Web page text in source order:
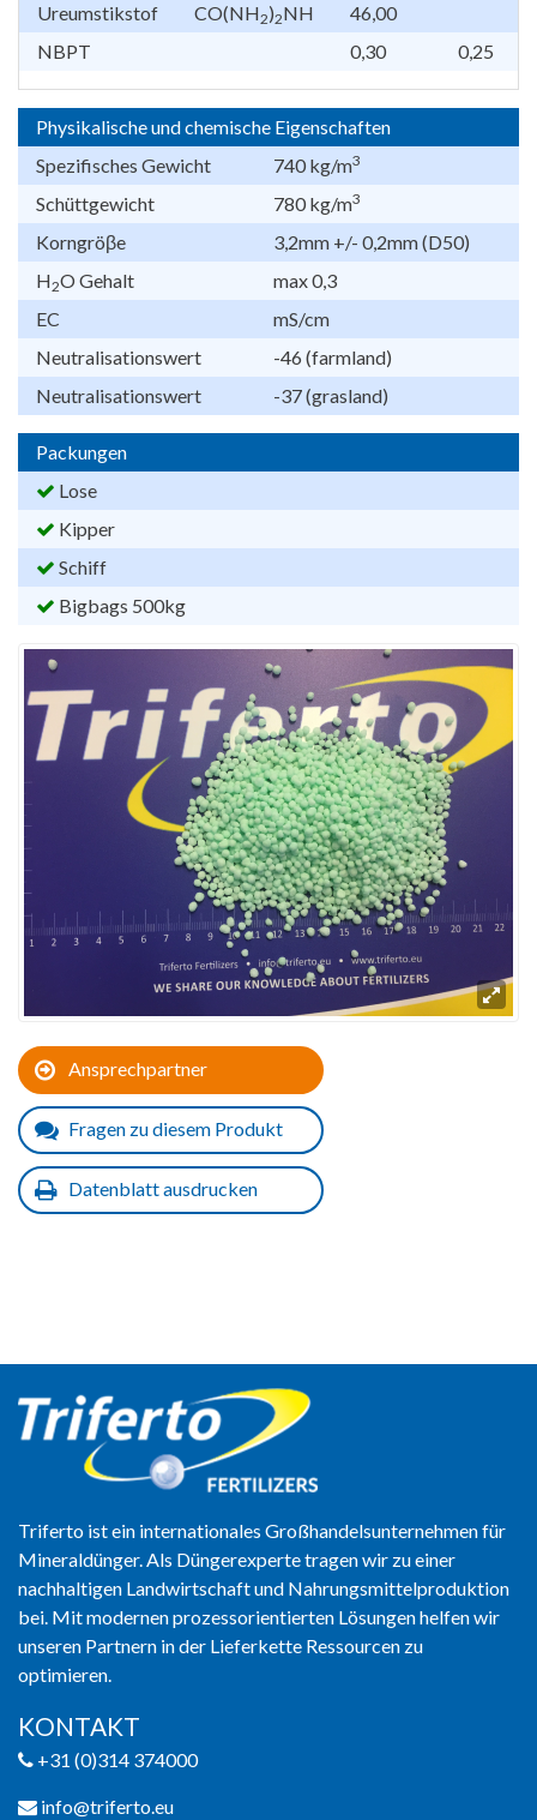
Ureumstikstof
CO(NH2)2NH
46,00
NBPT
0,30 0,25
Physikalische und chemische Eigenschaften
Spezifisches Gewicht
740 kg/m3
Schüttgewicht 780 kg/m3
Korngröβe
3,2mm +/- 0,2mm (D50)
H2O Gehalt
max 0,3
EC
mS/cm
Neutralisationswert
-46 (farmland)
Neutralisationswert
-37 (grasland)
Packungen
Lose
Kipper
Schiff
Bigbags 500kg
Ansprechpartner
Fragen zu diesem Produkt
Datenblatt ausdrucken
Triferto ist ein internationales Großhandelsunternehmen für
Mineraldünger. Als Düngerexperte tragen wir zu einer
nachhaltigen Landwirtschaft und Nahrungsmittelproduktion
bei. Mit modernen prozessorientierten Lösungen helfen wir
unseren Partnern in der Lieferkette Ressourcen zu
optimieren.
KONTAKT
+31 (0)314 374000
info@triferto.eu